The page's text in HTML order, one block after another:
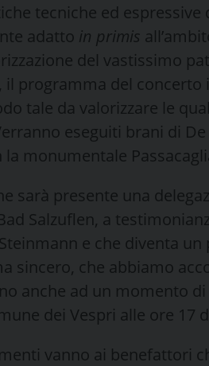
tecniche ed
adatto in primis
del vastissimo
programma del concerto
tale da valorizzare le
eseguiti brani di
monumentale
sarà presente una
Salzuflen, a
e che diventa
sincero, che abbiamo
anche ad un momento
dei Vespri alle ore 17
vanno ai benefattori